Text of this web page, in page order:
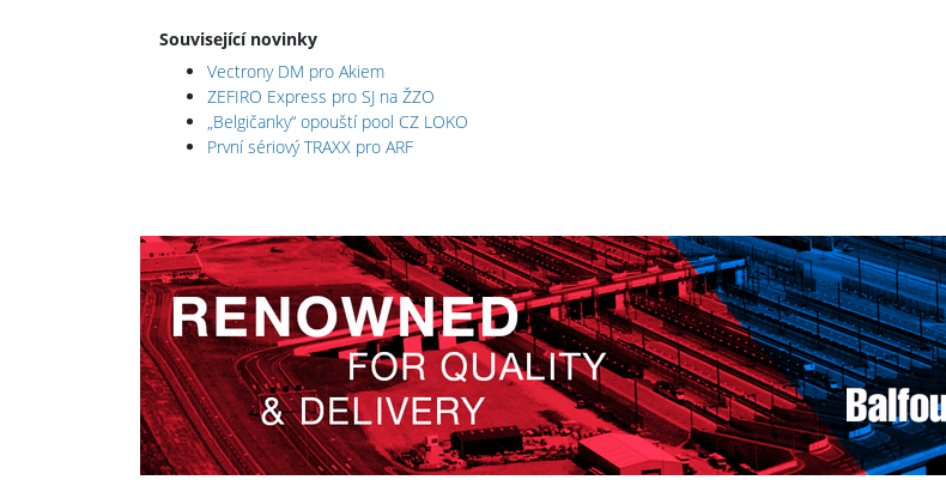
Související novinky
Vectrony DM pro Akiem
ZEFIRO Express pro SJ na ŽZO
„Belgičanky“ opouští pool CZ LOKO
První sériový TRAXX pro ARF